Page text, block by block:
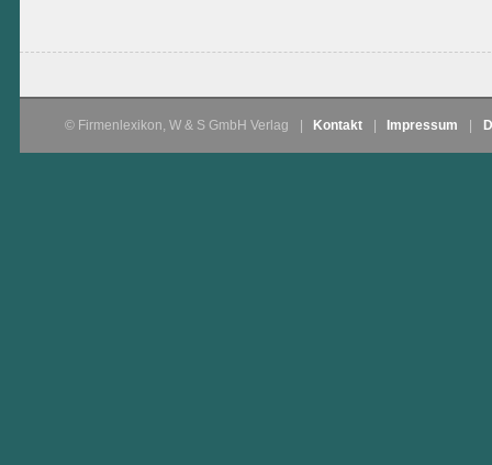
© Firmenlexikon, W & S GmbH Verlag Kontakt Impressum